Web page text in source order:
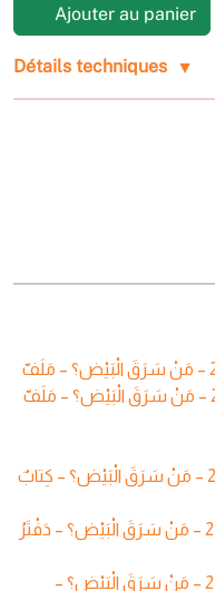
Ajouter au panier
Détails techniques
طربوش / روضة 2 – مَنْ‭ ‬سَرَقَ‭ ‬الْبَيْض‭‬؟ – مَلَفّ
طربوش / روضة 2 – مَنْ‭ ‬سَرَقَ‭ ‬الْبَيْض‭‬؟ – كِتابٌ
طربوش / روضة 2 – مَنْ‭ ‬سَرَقَ‭ ‬الْبَيْض‭‬؟ – دَفْتَرُ
طربوش / روضة 2 – مَنْ‭ ‬سَرَقَ‭ ‬الْبَيْض‭‬؟ –